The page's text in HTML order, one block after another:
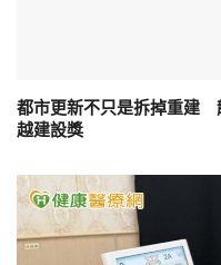
都市更新不只是拆掉重建
越建設獎